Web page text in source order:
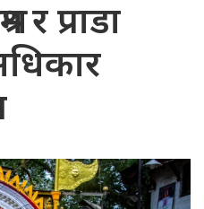
र प्राडा